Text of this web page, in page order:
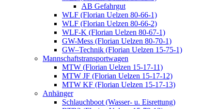
AB Gefahrgut
WLF (Florian Uelzen 80-66-1)
WLF (Florian Uelzen 80-66-2)
WLF-K (Florian Uelzen 80-67-1)
GW-Mess (Florian Uelzen 80-70-1)
GW–Technik (Florian Uelzen 15-75-1)
Mannschaftstransportwagen
MTW (Florian Uelzen 15-17-11)
MTW JF (Florian Uelzen 15-17-12)
MTW KF (Florian Uelzen 15-17-13)
Anhänger
Schlauchboot (Wasser- u. Eisrettung)